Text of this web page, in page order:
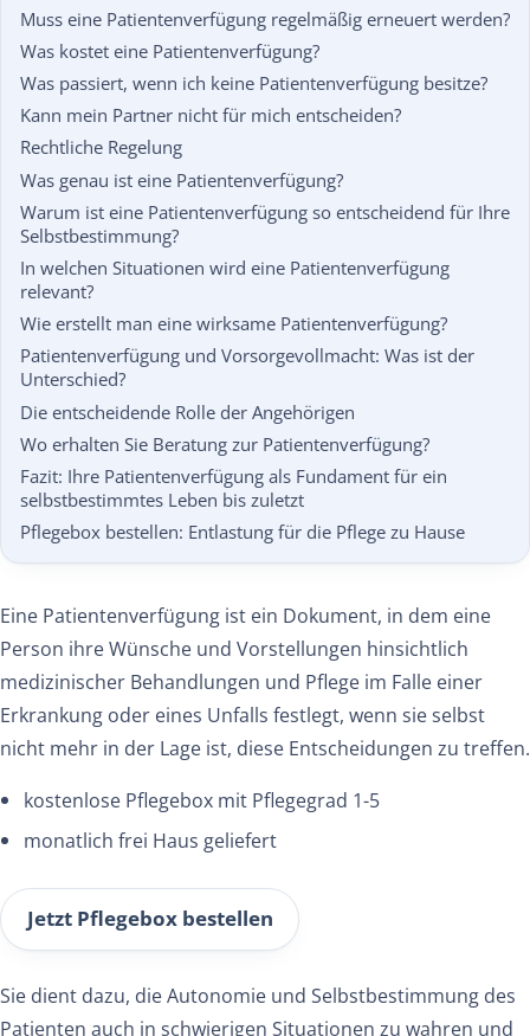
Muss eine Patientenverfügung regelmäßig erneuert werden?
Was kostet eine Patientenverfügung?
Was passiert, wenn ich keine Patientenverfügung besitze?
Kann mein Partner nicht für mich entscheiden?
Rechtliche Regelung
Was genau ist eine Patientenverfügung?
Warum ist eine Patientenverfügung so entscheidend für Ihre
Selbstbestimmung?
In welchen Situationen wird eine Patientenverfügung
relevant?
Wie erstellt man eine wirksame Patientenverfügung?
Patientenverfügung und Vorsorgevollmacht: Was ist der
Unterschied?
Die entscheidende Rolle der Angehörigen
Wo erhalten Sie Beratung zur Patientenverfügung?
Fazit: Ihre Patientenverfügung als Fundament für ein
selbstbestimmtes Leben bis zuletzt
Pflegebox bestellen: Entlastung für die Pflege zu Hause
Eine Patientenverfügung ist ein Dokument, in dem eine
Person ihre Wünsche und Vorstellungen hinsichtlich
medizinischer Behandlungen und Pflege im Falle einer
Erkrankung oder eines Unfalls festlegt, wenn sie selbst
nicht mehr in der Lage ist, diese Entscheidungen zu treffen.
kostenlose Pflegebox mit Pflegegrad 1-5
monatlich frei Haus geliefert
Jetzt Pflegebox bestellen
Sie dient dazu, die Autonomie und Selbstbestimmung des
Patienten auch in schwierigen Situationen zu wahren und